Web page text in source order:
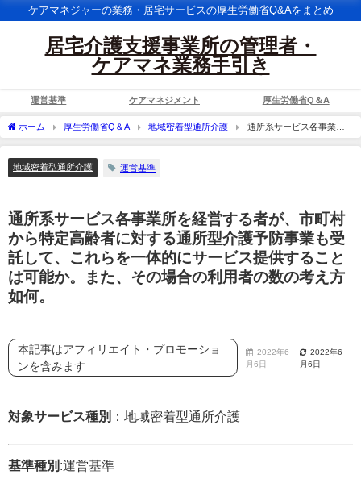
ケアマネジャーの業務・居宅サービスの厚生労働省Q&Aをまとめ
居宅介護支援事業所の管理者・
ケアマネ業務手引き
運営基準 ケアマネジメント 厚生労働省Q＆A
ホーム 厚生労働省Q＆A 地域密着型通所介護
通所系サービス各事業所
を経営する者が、市町村から特定高齢者に対する通所型介護予防事業も受託して、こ
方如何。
地域密着型通所介護 運営基準
通所系サービス各事業所を経営する者が、市町村
から特定高齢者に対する通所型介護予防事業も受
託して、これらを一体的にサービス提供すること
は可能か。また、その場合の利用者の数の考え方
如何。
本記事はアフィリエイト・プロモーショ
ンを含みます
2022年6
月6日
2022年6
月6日
対象サービス種別 ：地域密着型通所介護
基準種別 :運営基準